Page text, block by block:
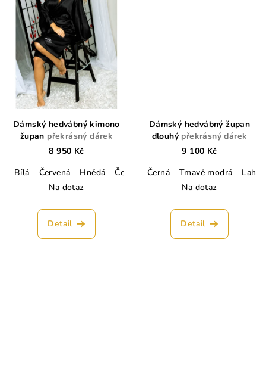
Dámský hedvábný kimono
župan překrásný dárek
8 950 Kč
Bílá
Červená Hnědá Černá Tmavě modrá
Lahvově
Na dotaz
Detail
Dámský hedvábný župan
dlouhý překrásný dárek
9 100 Kč
Černá
Tmavě modrá
Na dotaz
Detail